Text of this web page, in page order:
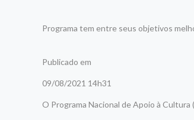
Programa tem entre seus objetivos
Publicado em
09/08/2021 14h31
O Programa Nacional de Apoio à